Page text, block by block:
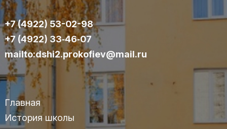
+7 (4922) 53-02-98
+7 (4922) 33‑46‑07
mailto:dshi2.prokofiev@mail.ru
Главная
История школы